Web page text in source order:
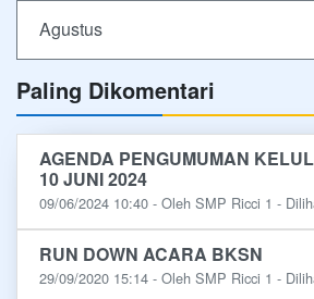
Agustus
Paling Dikomentari
AGENDA PENGUMUMAN
10 JUNI 2024
09/06/2024 10:40 - Oleh SMP Ricci 1 -
RUN DOWN ACARA BKSN
29/09/2020 15:14 - Oleh SMP Ricci 1 -